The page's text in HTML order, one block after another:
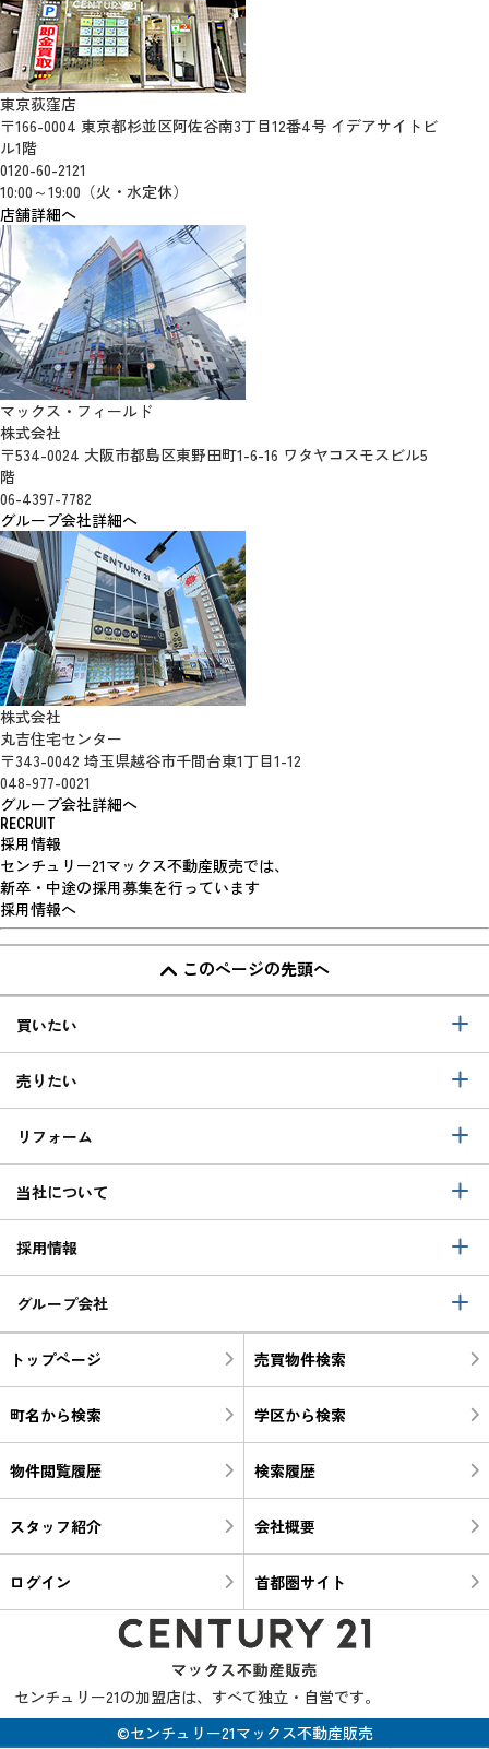
東京荻窪店
〒166-0004 東京都杉並区阿佐谷南3丁目12番4号 イデアサイトビ
ル1階
0120-60-2121
10:00～19:00（火・水定休）
店舗詳細へ
マックス・フィールド
株式会社
〒534-0024 大阪市都島区東野田町1-6-16 ワタヤコスモスビル5
階
06-4397-7782
グループ会社詳細へ
株式会社
丸吉住宅センター
〒343-0042 埼玉県越谷市千間台東1丁目1-12
048-977-0021
グループ会社詳細へ
RECRUIT
採用情報
センチュリー21マックス不動産販売では、
新卒・中途の採用募集を行っています
採用情報へ
このページの先頭へ
買いたい
売りたい
リフォーム
当社について
採用情報
グループ会社
トップページ 売買物件検索
町名から検索 学区から検索
物件閲覧履歴 検索履歴
スタッフ紹介 会社概要
ログイン 首都圏サイト
センチュリー21の加盟店は、すべて独立・自営です。
©センチュリー21マックス不動産販売